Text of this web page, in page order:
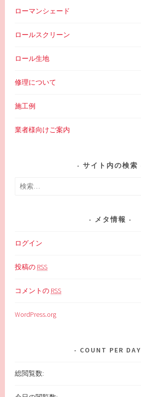
ローマンシェード
ロールスクリーン
ロール生地
修理について
施工例
業者様向けご案内
サイト内の検索
検
メタ情報
ログイン
投稿の RSS
コメントの RSS
WordPress.org
COUNT PER DAY
総閲覧数: